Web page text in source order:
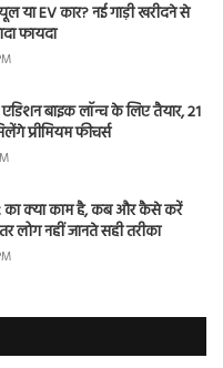
या EV कार? नई गाड़ी खरीदने से
फायदा
बाइक लॉन्च के लिए तैयार, 21
प्रीमियम फीचर्स
का क्या काम है, कब और कैसे करें
लोग नहीं जानते सही तरीका